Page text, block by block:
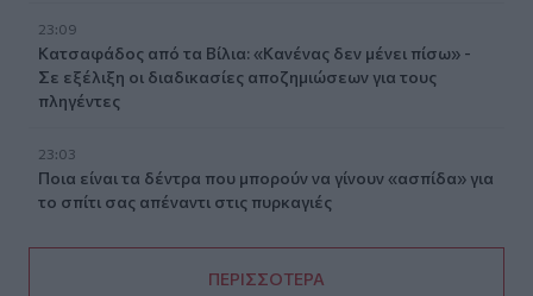
23:09
Κατσαφάδος από τα Βίλια: «Κανένας δεν μένει πίσω» -
Σε εξέλιξη οι διαδικασίες αποζημιώσεων για τους
πληγέντες
23:03
Ποια είναι τα δέντρα που μπορούν να γίνουν «ασπίδα» για
το σπίτι σας απέναντι στις πυρκαγιές
ΠΕΡΙΣΣΟΤΕΡΑ